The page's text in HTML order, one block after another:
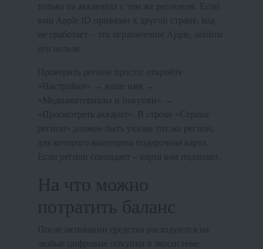
только на аккаунтах с тем же регионом. Если
ваш Apple ID привязан к другой стране, код
не сработает – это ограничение Apple, обойти
«Медиаматериалы и покупки» →
«Просмотреть аккаунт». В строке «Страна/
регион» должен быть указан тот же регион,
для которого выпущена подарочная карта.
На что можно
потратить баланс
После активации средства расходуются на
любые цифровые покупки в экосистеме